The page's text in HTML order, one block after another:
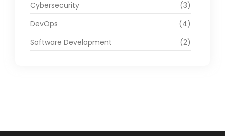
Cybersecurity
(3)
DevOps
(4)
Software Development
(2)